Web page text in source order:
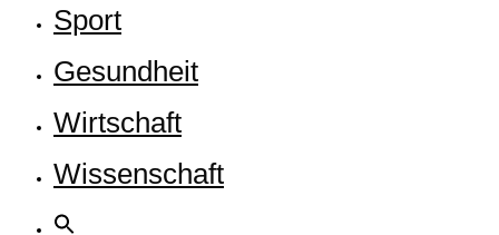
Sport
Gesund­heit
Wirt­schaft
Wis­sen­schaft